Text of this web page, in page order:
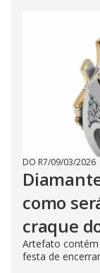
DO R7/09/03/2026
como
craque
Artefato contém
festa de